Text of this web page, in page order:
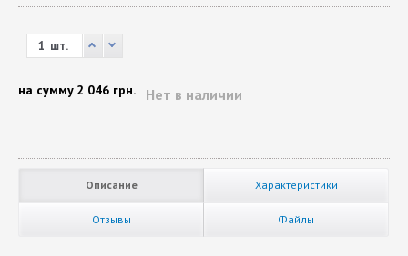
шт.
Нет в наличии
на сумму 2 046 грн.
Описание Характеристики
Отзывы Файлы